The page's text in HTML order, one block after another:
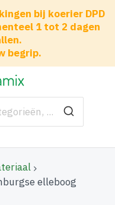
bij koerier DPD
1 tot 2 dagen
begrip.
elleboog